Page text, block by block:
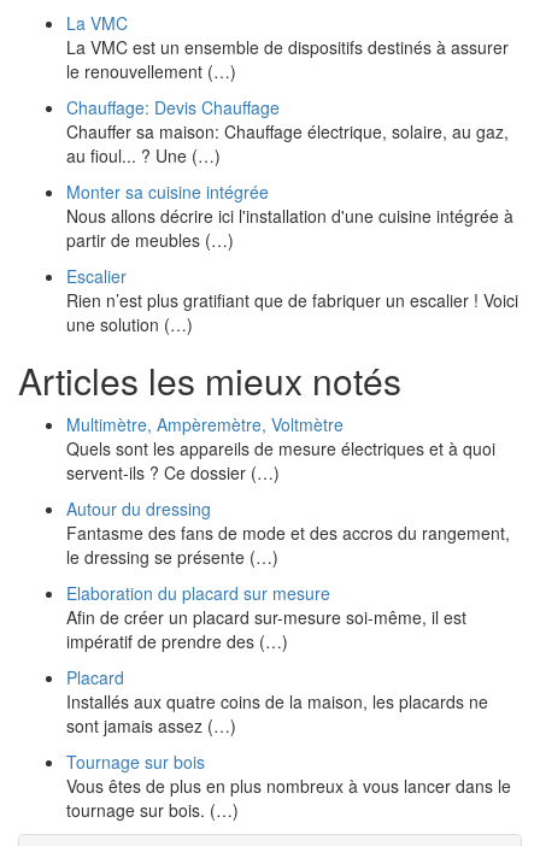
La VMC
La VMC est un ensemble de dispositifs destinés à assurer
le renouvellement (…)
Chauffage: Devis Chauffage
Chauffer sa maison: Chauffage électrique, solaire, au gaz,
au fioul... ? Une (…)
Monter sa cuisine intégrée
Nous allons décrire ici l'installation d'une cuisine intégrée à
partir de meubles (…)
Escalier
Rien n’est plus gratifiant que de fabriquer un escalier ! Voici
une solution (…)
Articles les mieux notés
Multimètre, Ampèremètre, Voltmètre
Quels sont les appareils de mesure électriques et à quoi
servent-ils ? Ce dossier (…)
Autour du dressing
Fantasme des fans de mode et des accros du rangement,
le dressing se présente (…)
Elaboration du placard sur mesure
Afin de créer un placard sur-mesure soi-même, il est
impératif de prendre des (…)
Placard
Installés aux quatre coins de la maison, les placards ne
sont jamais assez (…)
Tournage sur bois
Vous êtes de plus en plus nombreux à vous lancer dans le
tournage sur bois. (…)